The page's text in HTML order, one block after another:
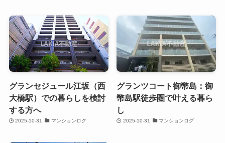
グランセジュール江坂（西
大橋駅）での暮らしを検討
する方へ
2025-10-31 マンションログ
グランツコート御幣島：御
幣島駅徒歩圏で叶える暮ら
し
2025-10-31 マンションログ